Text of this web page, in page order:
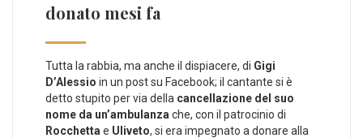
donato mesi fa
Tutta la rabbia, ma anche il dispiacere, di Gigi
D’Alessio in un post su Facebook; il cantante si è
detto stupito per via della cancellazione del suo
nome da un’ambulanza che, con il patrocinio di
Rocchetta e Uliveto, si era impegnato a donare alla